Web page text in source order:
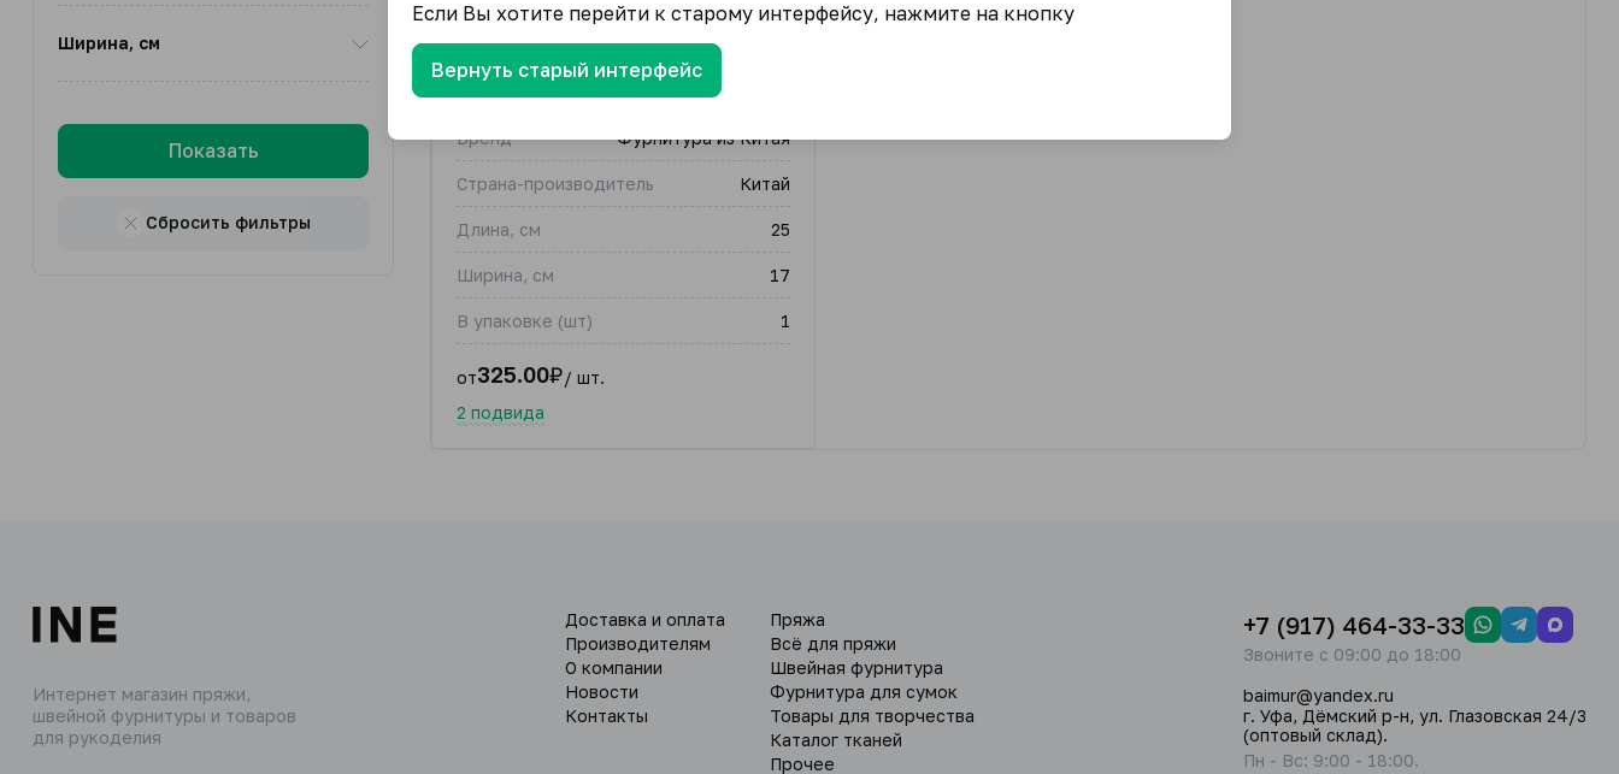
Ширина, см
Показать
Сбросить фильтры
Клапан д/сумки KZ0095
Бренд Фурнитура из Китая
Страна-производитель Китай
Длина, см 25
Ширина, см 17
В упаковке (шт) 1
от325.00₽/ шт.
2 подвида
Интернет магазин пряжи,
швейной фурнитуры и товаров
для рукоделия
Доставка и оплата
Производителям
О компании
Новости
Контакты
Пряжа
Всё для пряжи
Швейная фурнитура
Фурнитура для сумок
Товары для творчества
Каталог тканей
Прочее
+7 (917) 464-33-33
Звоните с 09:00 до 18:00
baimur@yandex.ru
г. Уфа, Дёмский р-н, ул. Глазовская 24/3
(оптовый склад).
Пн - Вс: 9:00 - 18:00.
Если Вы хотите перейти к старому интерфейсу, нажмите на кнопку
Вернуть старый интерфейс